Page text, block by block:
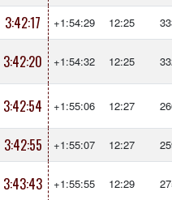
3:42:17 +1:54:29 12:25
3:42:20 +1:54:32 12:25
3:42:54 +1:55:06 12:27
3:42:55 +1:55:07 12:27
3:43:43 +1:55:55 12:29